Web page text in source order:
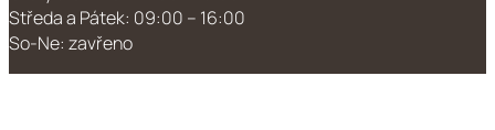
Středa a Pátek: 09:00 – 16:00
So-Ne: zavřeno